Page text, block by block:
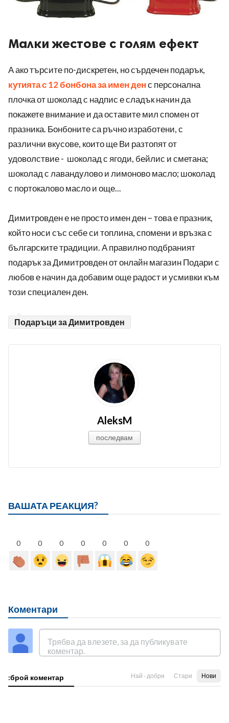
Малки жестове с голям ефект
А ако търсите по-дискретен, но сърдечен подарък,
кутията с 12 бонбона за имен денс персонална
плочка от шоколад с надпис е сладък начин да
покажете внимание и да оставите мил спомен от
празника. Бонбоните са ръчно изработени, с
различни вкусове, които ще Ви разтопят от
удоволствие - шоколад с ягоди, бейлис и сметана;
шоколад с лавандулово и лимоново масло; шоколад
с портокалово масло и още...
Димитровден е не просто имен ден – това е празник,
който носи със себе си топлина, спомени и връзка с
българските традиции. А правилно подбраният
подарък за Димитровден от онлайн магазин Подари с
любов е начин да добавим още радост и усмивки към
този специален ден.
Подаръци за Димитровден
AleksM
последвам
ВАШАТА РЕАКЦИЯ?
0 0 0 0 0 0 0
Коментари
:брой коментар Най - добри Стари Нови